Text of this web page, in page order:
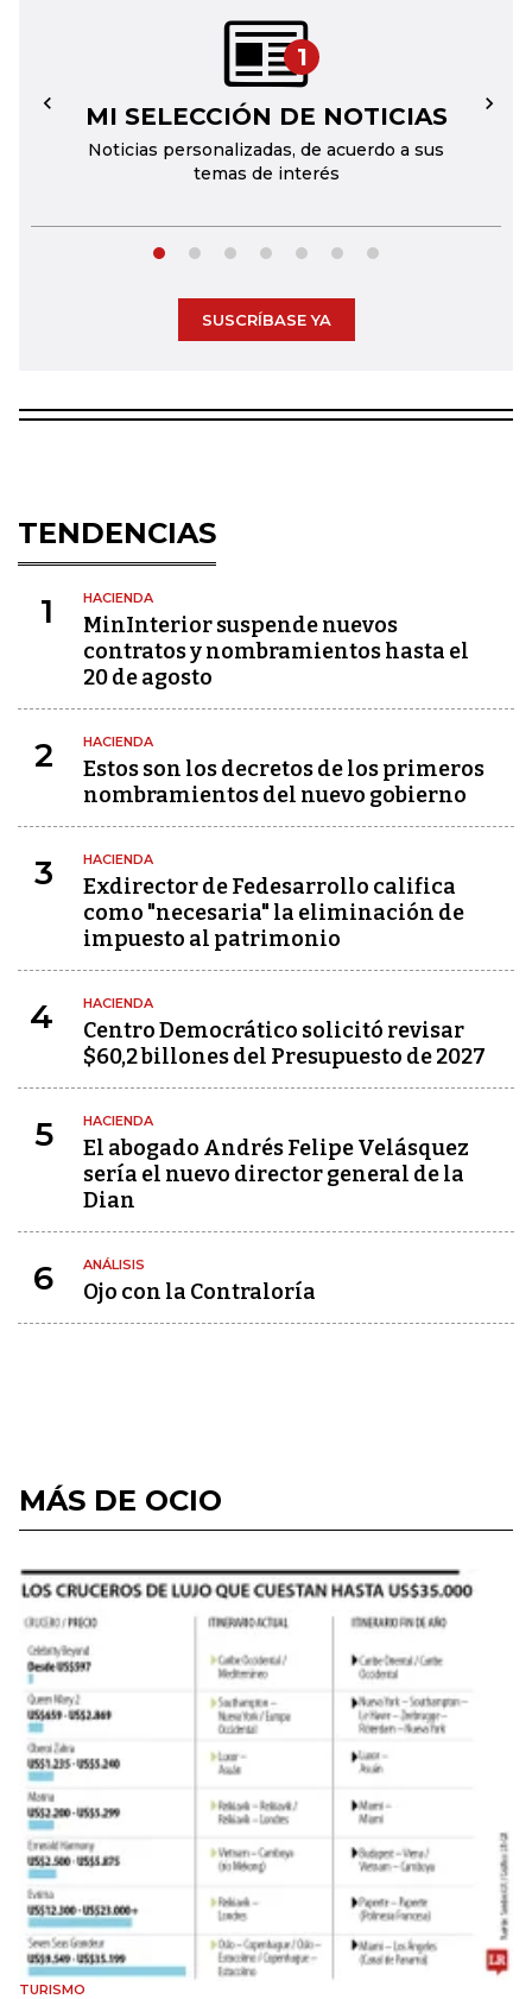
1
MI SELECCIÓN DE NOTICIAS
Noticias personalizadas, de acuerdo a sus
temas de interés
← →
SUSCRÍBASE YA
TENDENCIAS
1 HACIENDA
MinInterior suspende nuevos
contratos y nombramientos hasta el
20 de agosto
2 HACIENDA
Estos son los decretos de los primeros
nombramientos del nuevo gobierno
3 HACIENDA
Exdirector de Fedesarrollo califica
como "necesaria" la eliminación de
impuesto al patrimonio
4 HACIENDA
Centro Democrático solicitó revisar
$60,2 billones del Presupuesto de 2027
5 HACIENDA
El abogado Andrés Felipe Velásquez
sería el nuevo director general de la
Dian
6 ANÁLISIS
Ojo con la Contraloría
MÁS DE OCIO
TURISMO